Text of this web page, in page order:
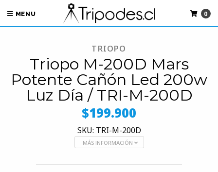
MENU 0
TRIOPO
Triopo M-200D Mars
Potente Cañón Led 200w
Luz Día / TRI-M-200D
$199.900
SKU: TRI-M-200D
MÁS INFORMACIÓN